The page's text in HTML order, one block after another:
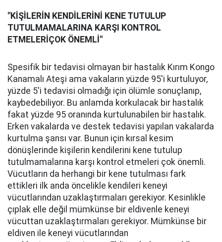
"KİŞİLERİN KENDİLERİNİ KENE TUTULUP
TUTULMAMALARINA KARŞI KONTROL
ETMELERİÇOK ÖNEMLİ"
Spesifik bir tedavisi olmayan bir hastalık Kırım Kongo
Kanamalı Ateşi ama vakaların yüzde 95'i kurtuluyor,
yüzde 5'i tedavisi olmadığı için ölümle sonuçlanıp,
kaybedebiliyor. Bu anlamda korkulacak bir hastalık
fakat yüzde 95 oranında kurtulunabilen bir hastalık.
Erken vakalarda ve destek tedavisi yapılan vakalarda
kurtulma şansı var. Bunun için kırsal kesim
dönüşlerinde kişilerin kendilerini kene tutulup
tutulmamalarına karşı kontrol etmeleri çok önemli.
Vücutların da herhangi bir kene tutulması fark
ettikleri ilk anda öncelikle kendileri keneyi
vücutlarından uzaklaştırmaları gerekiyor. Kesinlikle
çıplak elle değil mümkünse bir eldivenle keneyi
vücuttan uzaklaştırmaları gerekiyor. Mümkünse bir
eldiven ile keneyi vücutlarından